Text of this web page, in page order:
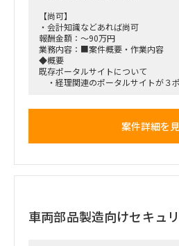
調整～返金/交換の手続き。現在は
当。(年3-4回)
C.ガバナンス管理:
・ HR/派遣デスクからもらう退社情
件、HRのルールにより社員が管理し
す。この情報をもとに在庫予測と返
・ 未返却の追跡、故障/紛失対応、
・年次の発注処理（デバイス分はBE
・ 契約の見直し（契約期間満了に
しと、コストの見直し）
E.モバイルサポートチームの生産性
【尚可】
・会計知識などあれば尚可
報酬金額：～90万円
業務内容：■案件概要・作業内
◆概要
既存ポータルサイトについて
・経理関連のポータルサイトが３
・関連システムのマニュアルも格
・複数のポータルサイトを統合し
◆スケジュール
2025年4月-5月中旬：業務要件定義
案件詳細を
車両部品製造向けセキュ